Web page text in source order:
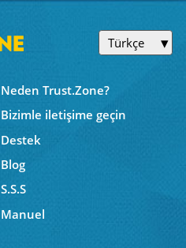
Türkçe
Neden Trust.Zone?
Bizimle iletişime geçin
Destek
Blog
S.S.S
Manuel